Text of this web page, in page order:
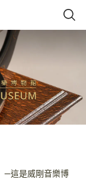
—這是威剛音樂博